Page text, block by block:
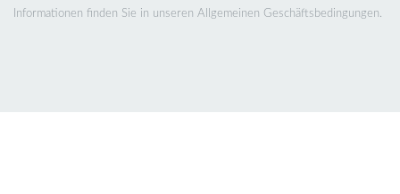
Informationen finden Sie in unseren Allgemeinen Geschäftsbedingungen.